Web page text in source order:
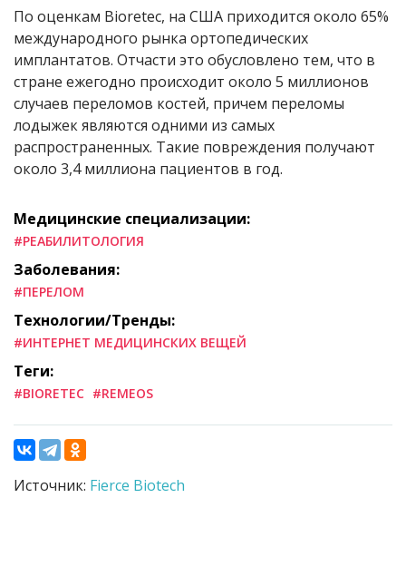
По оценкам Bioretec, на США приходится около 65%
международного рынка ортопедических
имплантатов. Отчасти это обусловлено тем, что в
стране ежегодно происходит около 5 миллионов
случаев переломов костей, причем переломы
лодыжек являются одними из самых
распространенных. Такие повреждения получают
около 3,4 миллиона пациентов в год.
Медицинские специализации:
#РЕАБИЛИТОЛОГИЯ
Заболевания:
#ПЕРЕЛОМ
Технологии/Тренды:
#ИНТЕРНЕТ МЕДИЦИНСКИХ ВЕЩЕЙ
Теги:
#BIORETEC #REMEOS
Источник: Fierce Biotech